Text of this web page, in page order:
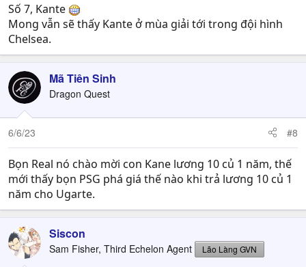
Số 7, Kante
Mong vẫn sẽ thấy Kante ở mùa giải tới trong đội hình
Chelsea.
Mã Tiên Sinh
Dragon Quest
6/6/23 #8
Bọn Real nó chào mời con Kane lương 10 củ 1 năm, thế
mới thấy bọn PSG phá giá thế nào khi trả lương 10 củ 1
năm cho Ugarte.
Siscon
Sam Fisher, Third Echelon Agent Lão Làng GVN